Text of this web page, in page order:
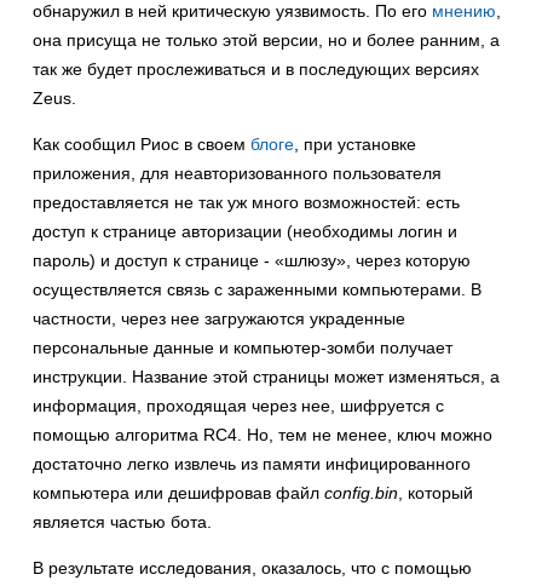
обнаружил в ней критическую уязвимость. По его мнению,
она присуща не только этой версии, но и более ранним, а
так же будет прослеживаться и в последующих версиях
Zeus.
Как сообщил Риос в своем блоге, при установке
приложения, для неавторизованного пользователя
предоставляется не так уж много возможностей: есть
доступ к странице авторизации (необходимы логин и
пароль) и доступ к странице - «шлюзу», через которую
осуществляется связь с зараженными компьютерами. В
частности, через нее загружаются украденные
персональные данные и компьютер-зомби получает
инструкции. Название этой страницы может изменяться, а
информация, проходящая через нее, шифруется с
помощью алгоритма RC4. Но, тем не менее, ключ можно
достаточно легко извлечь из памяти инфицированного
компьютера или дешифровав файл config.bin, который
является частью бота.
В результате исследования, оказалось, что с помощью